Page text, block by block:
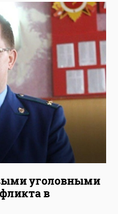
уголовными
в